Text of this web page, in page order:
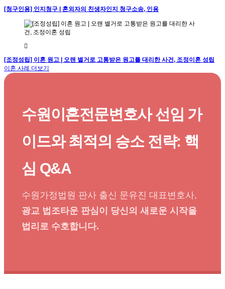
[청구인용] 인지청구 | 혼외자의 친생자인지 청구소송, 인용
[조정성립] 이혼 원고 | 오랜 별거로 고통받은 원고를 대리한 사건, 조정이혼 성립
이혼 사례 더보기
수원이혼전문변호사 선임 가
이드와 최적의 승소 전략: 핵
심 Q&A
수원가정법원 판사 출신 문유진 대표변호사,
광교 법조타운 판심이 당신의 새로운 시작을
법리로 수호합니다.